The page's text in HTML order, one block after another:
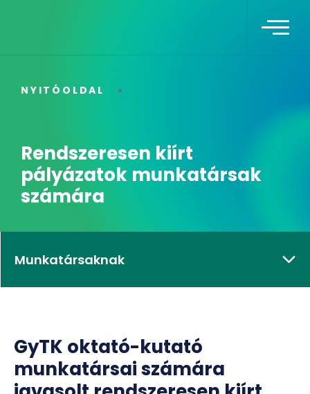
NYITÓOLDAL
Rendszeresen kiírt
pályázatok munkatársak
számára
GyTK oktató-kutató
munkatársai számára
Munkatársaknak